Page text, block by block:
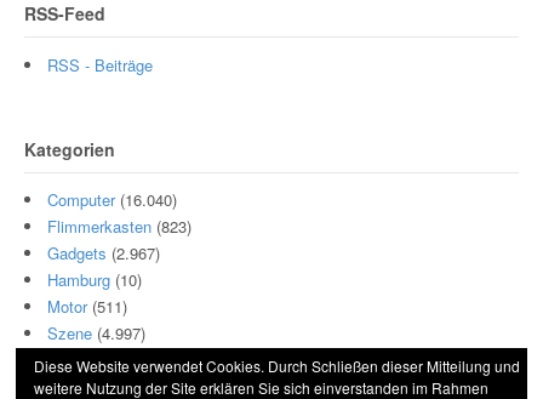
RSS-Feed
RSS - Beiträge
Kategorien
Computer(16.040)
Flimmerkasten (823)
Gadgets (2.967)
Hamburg (10)
Motor(511)
Szene (4.997)
Diese Website verwendet Cookies. Durch Schließen dieser Mitteilung und
weitere Nutzung der Site erklären Sie sich einverstanden im Rahmen